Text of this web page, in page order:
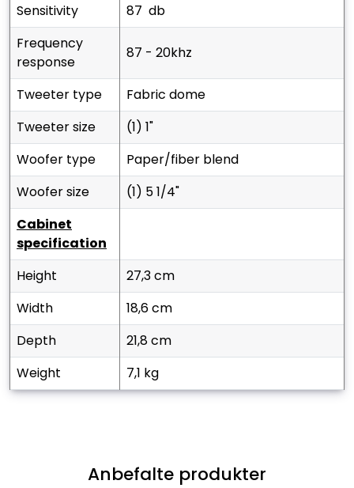
sensitivity
87 db
frequency
response
87 - 20khz
tweeter type
fabric dome
tweeter size
(1) 1"
woofer type
paper/fiber blend
woofer size
(1) 5 1/4"
cabinet
specification
height
27,3 cm
width
18,6 cm
depth
21,8 cm
weight
7,1 kg
Anbefalte produkter